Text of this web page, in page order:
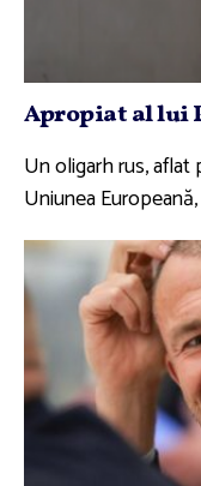
Apropiat al lui
Un oligarh rus,
Uniunea